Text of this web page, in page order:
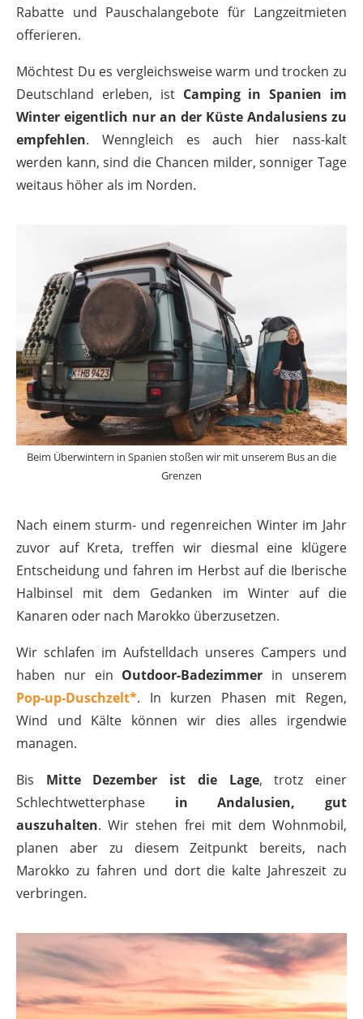
Rabatte und Pauschalangebote für Langzeitmieten
offerieren.
Möchtest Du es vergleichsweise warm und trocken zu
Deutschland erleben, ist Camping in Spanien im
Winter eigentlich nur an der Küste Andalusiens zu
empfehlen. Wenngleich es auch hier nass-kalt
werden kann, sind die Chancen milder, sonniger Tage
weitaus höher als im Norden.
Beim Überwintern in Spanien stoßen wir mit unserem Bus an die
Grenzen
Nach einem sturm- und regenreichen Winter im Jahr
zuvor auf Kreta, treffen wir diesmal eine klügere
Entscheidung und fahren im Herbst auf die Iberische
Halbinsel mit dem Gedanken im Winter auf die
Kanaren oder nach Marokko überzusetzen.
Wir schlafen im Aufstelldach unseres Campers und
haben nur ein Outdoor-Badezimmer in unserem
Pop-up-Duschzelt*. In kurzen Phasen mit Regen,
Wind und Kälte können wir dies alles irgendwie
managen.
Bis Mitte Dezember ist die Lage, trotz einer
Schlechtwetterphase in Andalusien, gut
auszuhalten. Wir stehen frei mit dem Wohnmobil,
planen aber zu diesem Zeitpunkt bereits, nach
Marokko zu fahren und dort die kalte Jahreszeit zu
verbringen.